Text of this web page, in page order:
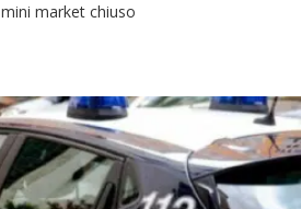
mini market chiuso